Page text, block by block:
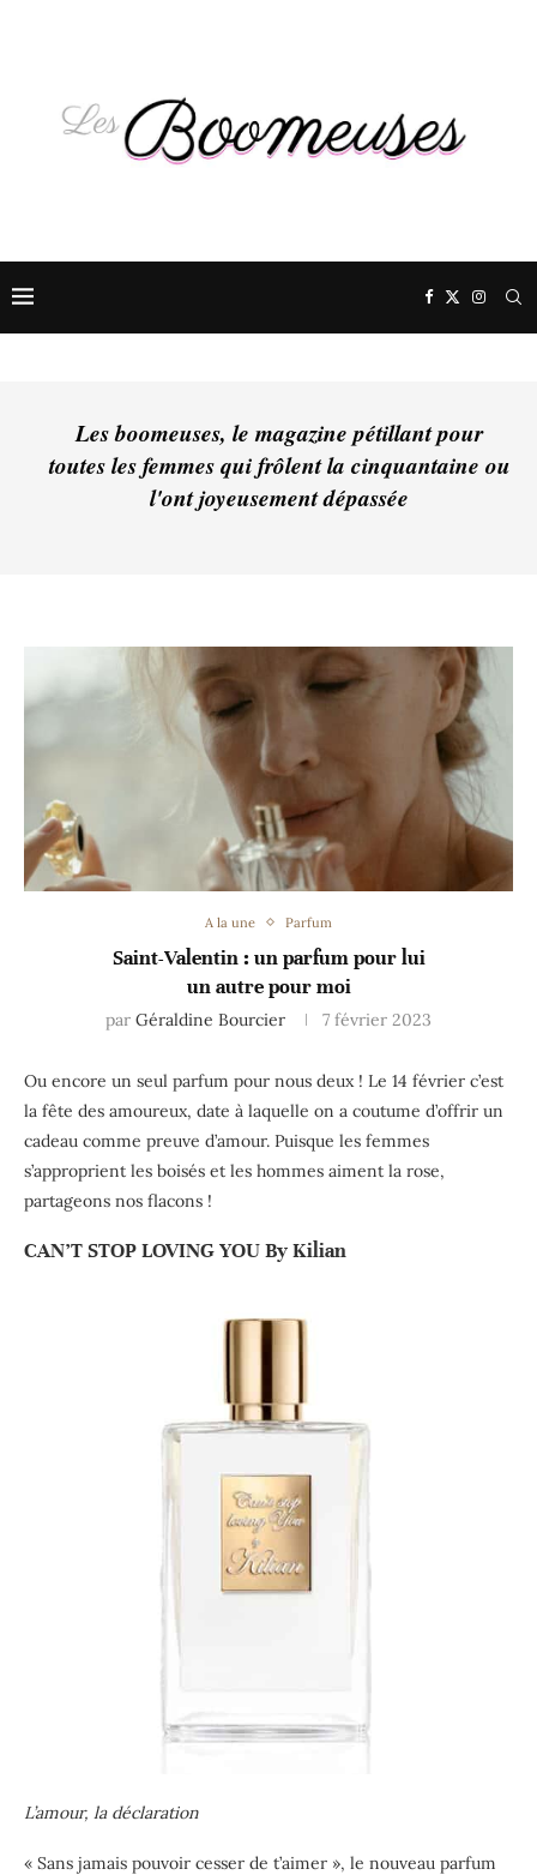
Les boomeuses, le magazine pétillant pour
toutes les femmes qui frôlent la cinquantaine ou
l'ont joyeusement dépassée
A la une Parfum
Saint-Valentin : un parfum pour lui
un autre pour moi
par Géraldine Bourcier 7 février 2023
Ou encore un seul parfum pour nous deux ! Le 14 février c’est
la fête des amoureux, date à laquelle on a coutume d’offrir un
cadeau comme preuve d’amour. Puisque les femmes
s’approprient les boisés et les hommes aiment la rose,
partageons nos flacons !
CAN’T STOP LOVING YOU By Kilian
L’amour, la déclaration
« Sans jamais pouvoir cesser de t’aimer », le nouveau parfum